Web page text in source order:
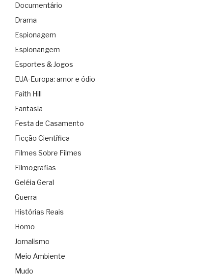
Documentário
Drama
Espionagem
Espionangem
Esportes & Jogos
EUA-Europa: amor e ódio
Faith Hill
Fantasia
Festa de Casamento
Ficção Científica
Filmes Sobre Filmes
Filmografias
Geléia Geral
Guerra
Histórias Reais
Homo
Jornalismo
Meio Ambiente
Mudo